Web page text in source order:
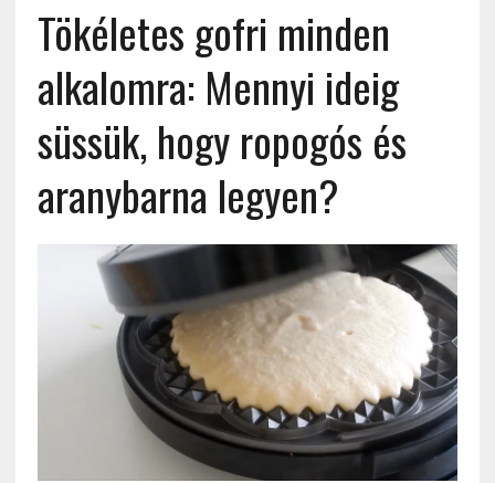
Tökéletes gofri minden
alkalomra: Mennyi ideig
süssük, hogy ropogós és
aranybarna legyen?